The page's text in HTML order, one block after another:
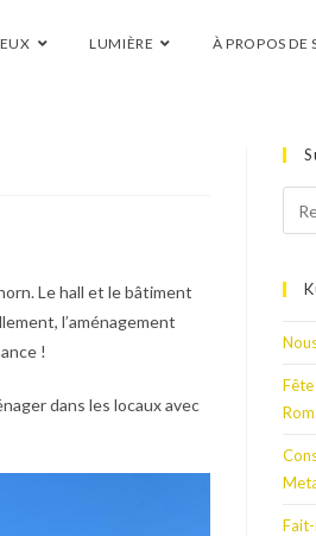
LUMIÈRE À PROPOS DE
Le hall et le bâtiment
l’aménagement
!
dans les locaux avec